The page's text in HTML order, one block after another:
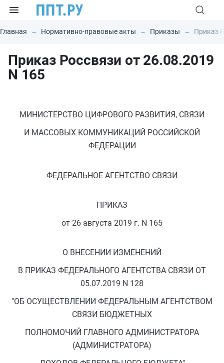
Главная Нормативно-правовые акты Приказы Приказ
Приказ Россвязи от 26.08.2019
N 165
МИНИСТЕРСТВО ЦИФРОВОГО РАЗВИТИЯ, СВЯЗИ
И МАССОВЫХ КОММУНИКАЦИЙ РОССИЙСКОЙ
ФЕДЕРАЦИИ
ФЕДЕРАЛЬНОЕ АГЕНТСТВО СВЯЗИ
ПРИКАЗ
от 26 августа 2019 г. N 165
О ВНЕСЕНИИ ИЗМЕНЕНИЙ
В ПРИКАЗ ФЕДЕРАЛЬНОГО АГЕНТСТВА СВЯЗИ ОТ
05.07.2019 N 128
"ОБ ОСУЩЕСТВЛЕНИИ ФЕДЕРАЛЬНЫМ АГЕНТСТВОМ
СВЯЗИ БЮДЖЕТНЫХ
ПОЛНОМОЧИЙ ГЛАВНОГО АДМИНИСТРАТОРА
(АДМИНИСТРАТОРА)